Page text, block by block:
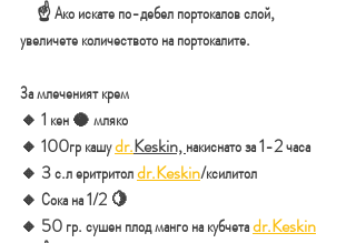
увеличете количеството на портокалите.
За млеченият крем
🔸️ 1 кен 🥥 мляко
🔸️ 100гр кашу dr.Keskin, накиснато за 1-2 часа
🔸️ 3 с.л еритритол dr.Keskin/ксилитол
🔸️ Сока на 1/2 🍋
🔸️ 50 гр. сушен плод манго на кубчета dr.Keskin